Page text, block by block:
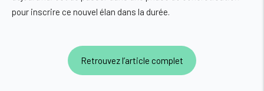
pour inscrire ce nouvel élan dans la durée.
Retrouvez l’article complet